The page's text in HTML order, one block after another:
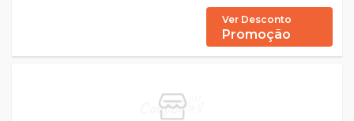
Ver Desconto
Promoção